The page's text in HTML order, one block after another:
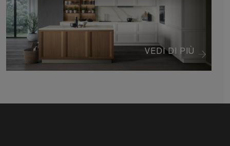
VEDI DI PIÙ